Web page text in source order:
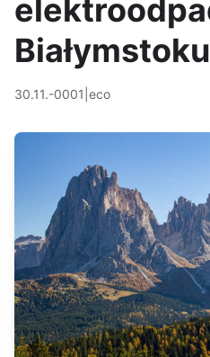
Białymstoku
30.11.-0001 eco